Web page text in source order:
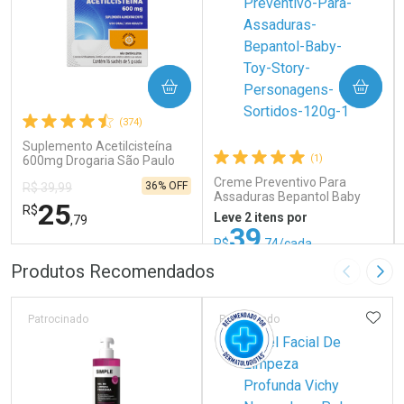
(374)
Suplemento Acetilcisteína
600mg Drogaria São Paulo
R$ 39,99
R$25,79
36% OFF
COMPRAR
FECHAR
FECHAR
Por Menos
(1)
Creme Preventivo Para
Assaduras Bepantol Baby
Toy Story Personagens
Sortidos 120g
Leve 2 itens por
R$39,74/cada
COMPRAR
Por Menos
Produtos Recomendados Imagem
Patrocinado Patrocinado